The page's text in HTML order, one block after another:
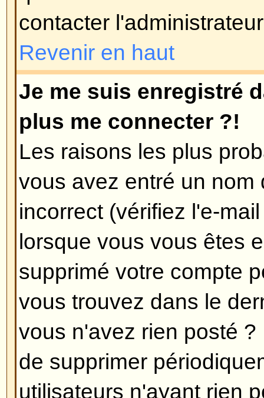
probable est le passage à
pas été conçu pour gérer le
d'hiver et l'heure d'été, donc
décalée d'une heure par rapport
Revenir en haut
Ma langue n'est pas dans la
Les raisons les plus probables
l'administrateur n'a pas installé
forum, ou que soit quelqu'un n'a
forum dans votre langue.
l'administrateur du forum s'il
langue dont vous avez besoin,
vous alors libre de créer une
d'informations peuvent être
groupe phpBB (allez voir le lien
Revenir en haut